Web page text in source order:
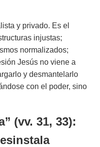
y privado. Es el
injustas;
normalizados;
Jesús no viene a
y desmantelarlo
con el poder, sino
(vv. 31, 33):